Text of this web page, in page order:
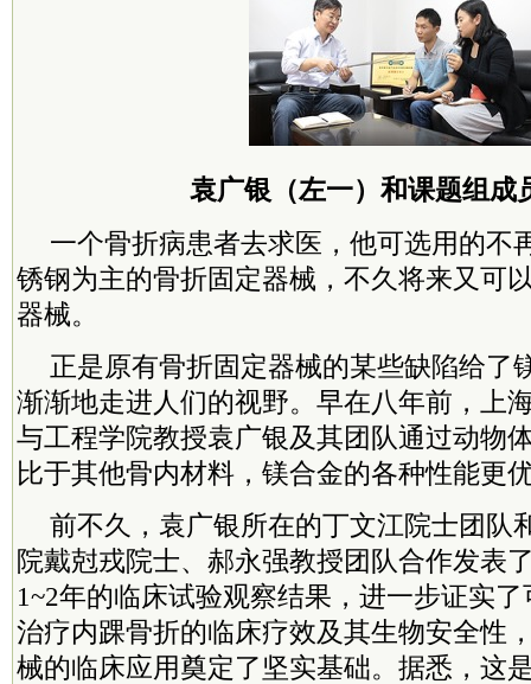
袁广银（左一）和课题组成
一个骨折病患者去求医，他可选用的不
锈钢为主的骨折固定器械，不久将来又可
器械。
正是原有骨折固定器械的某些缺陷给了
渐渐地走进人们的视野。早在八年前，上
与工程学院教授袁广银及其团队通过动物
比于其他骨内材料，镁合金的各种性能更
前不久，袁广银所在的丁文江院士团队
院戴尅戎院士、郝永强教授团队合作发表
1~2年的临床试验观察结果，进一步证实
治疗内踝骨折的临床疗效及其生物安全性
械的临床应用奠定了坚实基础。据悉，这